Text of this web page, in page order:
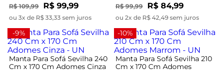
R$ 109,99 R$ 99,99
ou 3x de R$ 33,33 sem juros
R$ 99,99 R$ 84,99
ou 2x de R$ 42,49 sem juros
-9%
Manta Para Sofá Sevilha 240
Cm x 170 Cm Adomes Cinza
-10%
Manta Para Sofá Sevilha 210
Cm x 170 Cm Adomes